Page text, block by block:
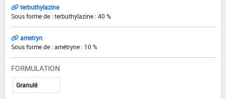
terbuthylazine
Sous forme de : terbuthylazine : 40 %
ametryn
Sous forme de : amétryne : 10 %
FORMULATION
Granulé